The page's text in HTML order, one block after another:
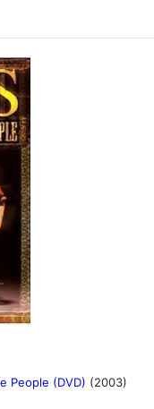
People (DVD) (2003)